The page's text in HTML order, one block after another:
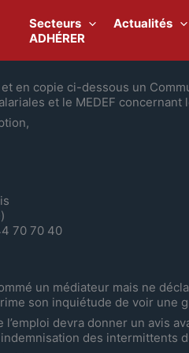
Secteurs Actualités
ADHÉRER
en copie ci-dessous un
et le MEDEF
70 70 40
un médiateur mais ne
son inquiétude de voir
devra donner un avis
des intermittents